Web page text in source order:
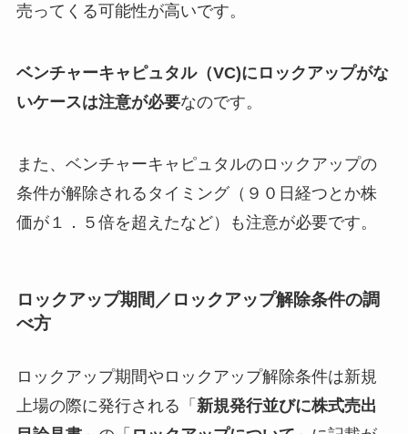
売ってくる可能性が高いです。
ベンチャーキャピュタル（VC)にロックアップがな
いケースは注意が必要なのです。
また、ベンチャーキャピュタルのロックアップの
条件が解除されるタイミング（９０日経つとか株
価が１．５倍を超えたなど）も注意が必要です。
ロックアップ期間／ロックアップ解除条件の調
べ方
ロックアップ期間やロックアップ解除条件は新規
上場の際に発行される「 新規発行並びに株式売出